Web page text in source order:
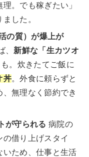
。でも稼ぎたい」
した。
の質）が爆上が
、 新鮮な「生カツオ
。炊きたてご飯に
丼。外食に頼らずと
無理なく節約でき
が守られる 病院の
借り上げスタイ
いため、仕事と生活